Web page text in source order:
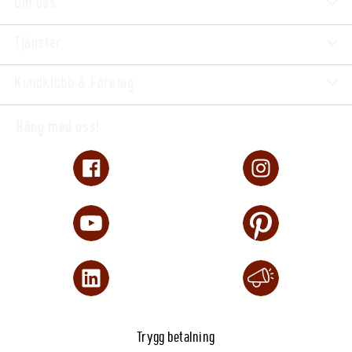
Vill kunna styra klippningen via app
Vill ha jämnt klippresultat utan ansträngning
Teknisk data
Klippyta: 0–800 m²
Max lutning: Upp till 45 %
Klipptid: 50 min/klippcykel
Laddtid: 50 min
Klippbredd: 18cm
Klipphöjd: 20–60mm
Batteri: Li-Ion / 51 WhTrygg betalning